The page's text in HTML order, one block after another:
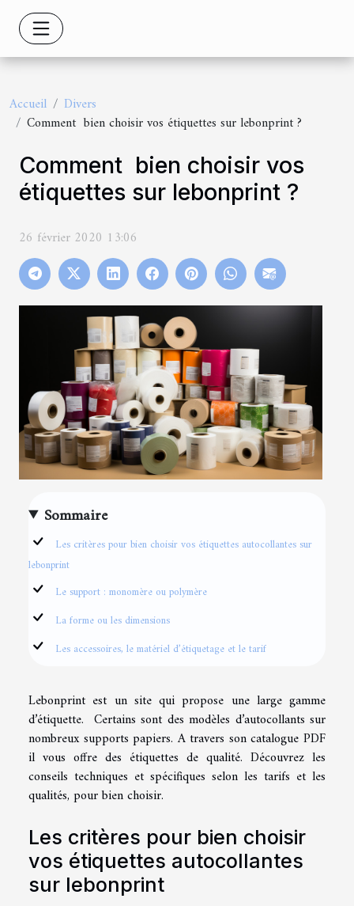
Accueil
Divers
Comment bien choisir vos étiquettes sur lebonprint ?
Comment bien choisir vos
étiquettes sur lebonprint ?
26 février 2020 13:06
Sommaire
Les critères pour bien choisir vos étiquettes autocollantes sur
lebonprint
Le support : monomère ou polymère
La forme ou les dimensions
Les accessoires, le matériel d’étiquetage et le tarif
Lebonprint est un site qui propose une large gamme
d’étiquette. Certains sont des modèles d’autocollants sur
nombreux supports papiers. A travers son catalogue PDF
il vous offre des étiquettes de qualité. Découvrez les
conseils techniques et spécifiques selon les tarifs et les
qualités, pour bien choisir.
Les critères pour bien choisir
vos étiquettes autocollantes
sur lebonprint